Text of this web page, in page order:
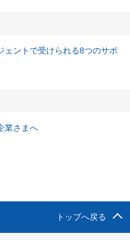
ェントで受けられる8つのサポ
業さまへ
トップへ戻る